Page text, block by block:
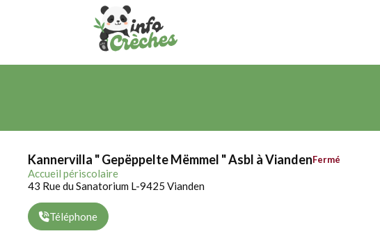
Kannervilla " Gepëppelte Mëmmel " Asbl à ViandenFermé
Accueil périscolaire
43 Rue du Sanatorium L-9425 Vianden
Téléphone